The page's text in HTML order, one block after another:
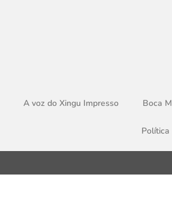
A voz do Xingu Impresso Boca
Política